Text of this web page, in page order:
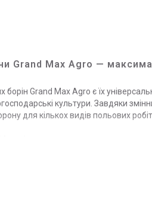
Grand Max Agro —
Grand Max Agro є їх
культури. Завдяки
для кількох видів польових